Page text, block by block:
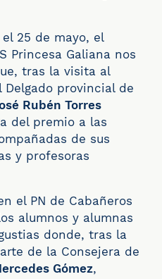
el 25 de mayo, el
Princesa Galiana nos
tras la visita al
Delgado provincial de
Rubén Torres
del premio a las
de sus
y profesoras
el PN de Cabañeros
alumnos y alumnas
donde, tras la
de la Consejera de
Gómez,